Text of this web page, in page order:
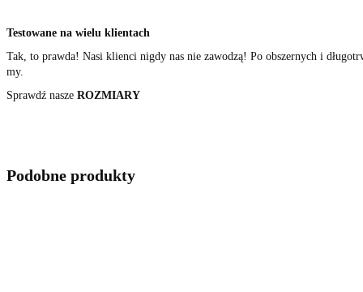
Testowane na wielu klientach
Tak, to prawda! Nasi klienci nigdy nas nie zawodzą! Po obszernych i
my.
Sprawdź nasze ROZMIARY
Podobne produkty